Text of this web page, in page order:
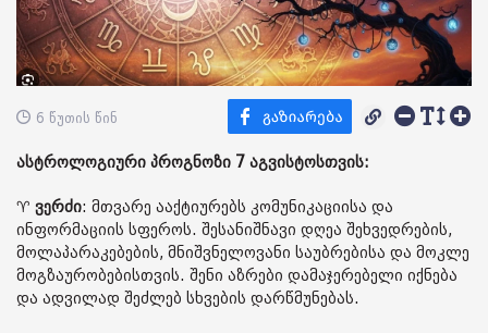
6 წუთის წინ
ასტროლოგიური პროგნოზი 7 აგვისტოსთვის:
♈️ ვერძი: მთვარე ააქტიურებს კომუნიკაციისა და
ინფორმაციის სფეროს. შესანიშნავი დღეა შეხვედრების,
მოლაპარაკებების, მნიშვნელოვანი საუბრებისა და მოკლე
მოგზაურობებისთვის. შენი აზრები დამაჯერებელი იქნება
და ადვილად შეძლებ სხვების დარწმუნებას.